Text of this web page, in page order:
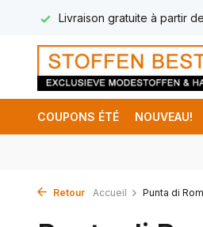
Livraison gratuite à partir
COUPONS ÉTÉ NOUVEAU!
Retour Accueil Punta di